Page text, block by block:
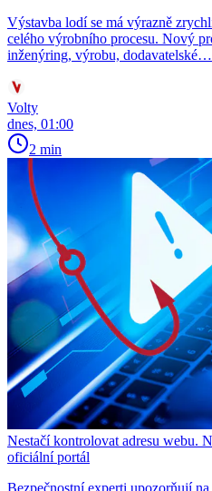
Výstavba lodí se má výrazně
celého výrobního procesu. Nový
inženýring, výrobu, dodavatelské…
Volty
dnes, 01:00
2 min
Nestačí kontrolovat adresu webu.
oficiální portál
Bezpečnostní experti upozorňují